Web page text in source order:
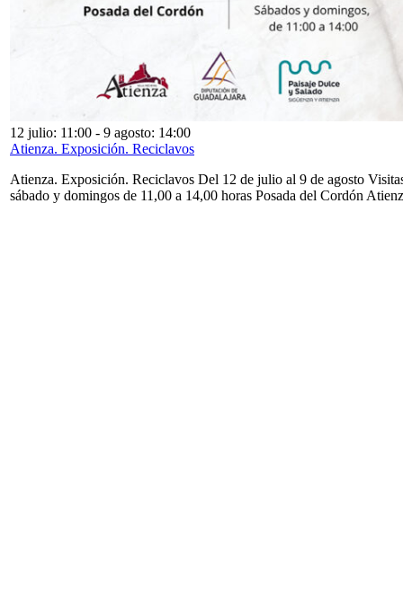
12 julio: 11:00 - 9 agosto: 14:00
Atienza. Exposición. Reciclavos
Atienza. Exposición. Reciclavos Del 12 de julio al 9 de agosto
sábado y domingos de 11,00 a 14,00 horas Posada del Cordón